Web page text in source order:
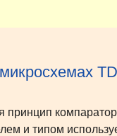
принцип
и типом